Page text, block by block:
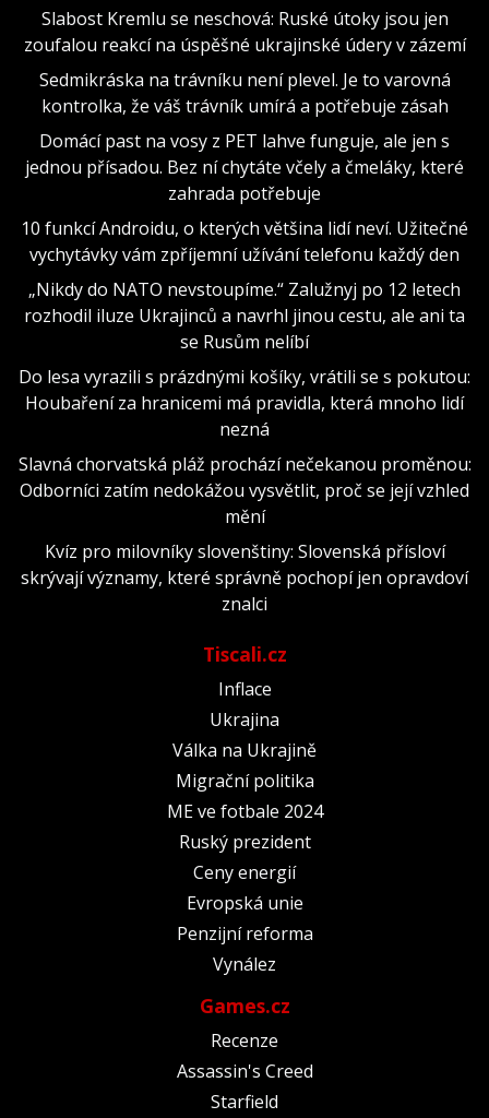
Slabost Kremlu se neschová: Ruské útoky jsou jen
zoufalou reakcí na úspěšné ukrajinské údery v zázemí
Sedmikráska na trávníku není plevel. Je to varovná
kontrolka, že váš trávník umírá a potřebuje zásah
Domácí past na vosy z PET lahve funguje, ale jen s
jednou přísadou. Bez ní chytáte včely a čmeláky, které
zahrada potřebuje
10 funkcí Androidu, o kterých většina lidí neví. Užitečné
vychytávky vám zpříjemní užívání telefonu každý den
„Nikdy do NATO nevstoupíme.“ Zalužnyj po 12 letech
rozhodil iluze Ukrajinců a navrhl jinou cestu, ale ani ta
se Rusům nelíbí
Do lesa vyrazili s prázdnými košíky, vrátili se s pokutou:
Houbaření za hranicemi má pravidla, která mnoho lidí
nezná
Slavná chorvatská pláž prochází nečekanou proměnou:
Odborníci zatím nedokážou vysvětlit, proč se její vzhled
mění
Kvíz pro milovníky slovenštiny: Slovenská přísloví
skrývají významy, které správně pochopí jen opravdoví
znalci
Tiscali.cz
Inflace
Ukrajina
Válka na Ukrajině
Migrační politika
ME ve fotbale 2024
Ruský prezident
Ceny energií
Evropská unie
Penzijní reforma
Vynález
Games.cz
Recenze
Assassin's Creed
Starfield